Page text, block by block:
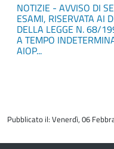
NOTIZIE - AVVISO DI
ESAMI, RISERVATA AI
DELLA LEGGE N. 68/
A TEMPO
AIOP...
del
Pubblicato il: Venerdì, 06